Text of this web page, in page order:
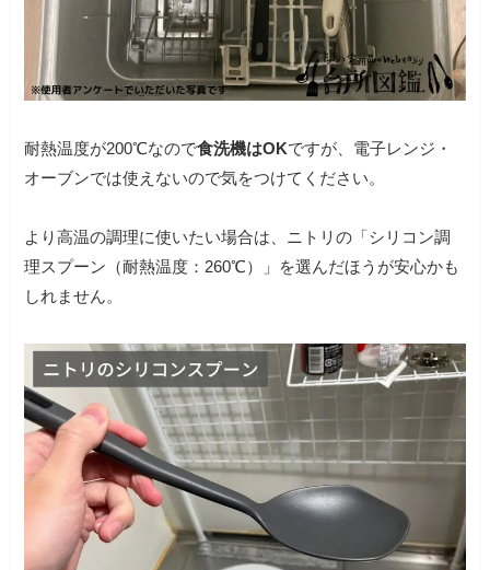
耐熱温度が200℃なので食洗機はOKですが、電子レンジ・
オーブンでは使えないので気をつけてください。
より高温の調理に使いたい場合は、ニトリの「シリコン調
理スプーン（耐熱温度：260℃）」を選んだほうが安心かも
しれません。